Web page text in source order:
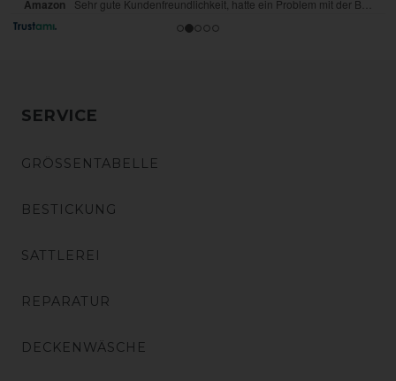
SERVICE
GRÖSSENTABELLE
BESTICKUNG
SATTLEREI
REPARATUR
DECKENWÄSCHE